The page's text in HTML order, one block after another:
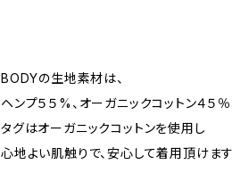
BODYの生地素材は、
ヘンプ５５%、オーガニックコットン４５％
タグはオーガニックコットンを使用し
心地よい肌触りで、安心して着用頂けます